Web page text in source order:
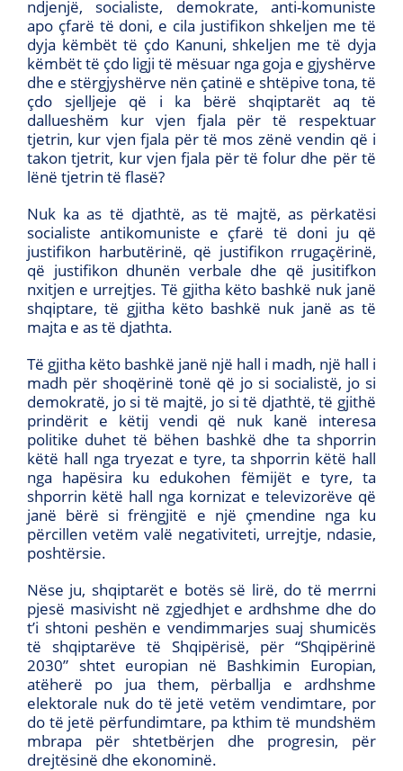
ndjenjë, socialiste, demokrate, anti-komuniste
apo çfarë të doni, e cila justifikon shkeljen me të
dyja këmbët të çdo Kanuni, shkeljen me të dyja
këmbët të çdo ligji të mësuar nga goja e gjyshërve
dhe e stërgjyshërve nën çatinë e shtëpive tona, të
çdo sjelljeje që i ka bërë shqiptarët aq të
dallueshëm kur vjen fjala për të respektuar
tjetrin, kur vjen fjala për të mos zënë vendin që i
takon tjetrit, kur vjen fjala për të folur dhe për të
lënë tjetrin të flasë?
Nuk ka as të djathtë, as të majtë, as përkatësi
socialiste antikomuniste e çfarë të doni ju që
justifikon harbutërinë, që justifikon rrugaçërinë,
që justifikon dhunën verbale dhe që jusitifkon
nxitjen e urrejtjes. Të gjitha këto bashkë nuk janë
shqiptare, të gjitha këto bashkë nuk janë as të
majta e as të djathta.
Të gjitha këto bashkë janë një hall i madh, një hall i
madh për shoqërinë tonë që jo si socialistë, jo si
demokratë, jo si të majtë, jo si të djathtë, të gjithë
prindërit e këtij vendi që nuk kanë interesa
politike duhet të bëhen bashkë dhe ta shporrin
këtë hall nga tryezat e tyre, ta shporrin këtë hall
nga hapësira ku edukohen fëmijët e tyre, ta
shporrin këtë hall nga kornizat e televizorëve që
janë bërë si frëngjitë e një çmendine nga ku
përcillen vetëm valë negativiteti, urrejtje, ndasie,
poshtërsie.
Nëse ju, shqiptarët e botës së lirë, do të merrni
pjesë masivisht në zgjedhjet e ardhshme dhe do
t’i shtoni peshën e vendimmarjes suaj shumicës
të shqiptarëve të Shqipërisë, për “Shqipërinë
2030” shtet europian në Bashkimin Europian,
atëherë po jua them, përballja e ardhshme
elektorale nuk do të jetë vetëm vendimtare, por
do të jetë përfundimtare, pa kthim të mundshëm
mbrapa për shtetbërjen dhe progresin, për
drejtësinë dhe ekonominë.